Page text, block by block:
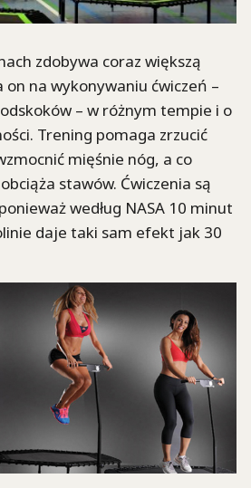
zdobywa coraz większą
on na wykonywaniu ćwiczeń –
– w różnym tempie i o
Trening pomaga zrzucić
mięśnie nóg, a co
stawów. Ćwiczenia są
według NASA 10 minut
daje taki sam efekt jak 30